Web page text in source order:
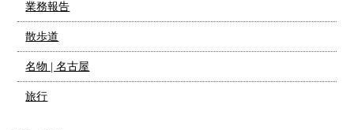
業務報告
散歩道
名物 | 名古屋
旅行